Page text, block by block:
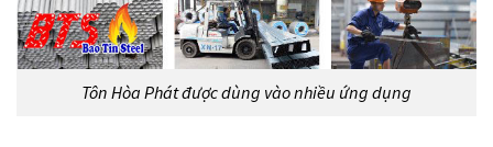
Tôn Hòa Phát được dùng vào nhiều ứng dụng